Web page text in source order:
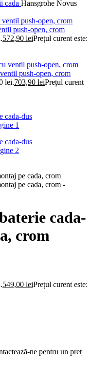
cada Hansgrohe Novus
push-open, crom
572,90 leiPrețul curent este:
push-open, crom
lei.703,90 leiPrețul curent
cada-
crom
549,00 leiPrețul curent este:
ne pentru un preț